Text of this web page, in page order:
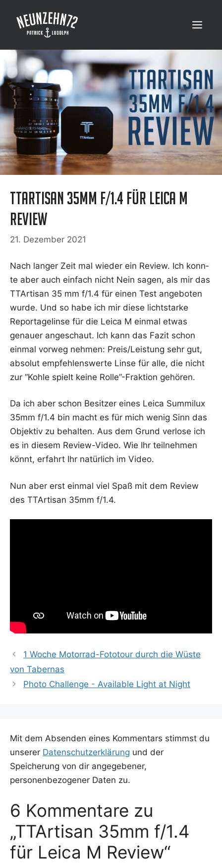
Inhalt
springen
Menü
TTArtisan 35mm f/1.4 für Leica M
Review
21. Dezember 2021
Nach lan­ger Zeit mal wie­der ein Review. Ich konn­
te aber auch ein­fach nicht Nein sagen, als mir das
TTAr­ti­san 35 mm f/1.4 für einen Test ange­bo­ten
wur­de. Und so habe ich mir die­se licht­star­ke
Repor­ta­ge­lin­se für die Lei­ca M ein­mal etwas
genau­er ange­schaut. Ich kann das Fazit schon
ein­mal vor­weg neh­men: Preis/Leistung sehr gut,
abso­lut emp­feh­lens­wer­te Lin­se für alle, die nicht
zur “Koh­le spielt kei­ne Rolle”-Fraktion gehören.
Da ich aber schon Besit­zer eines Lei­ca Sum­mi­lux
35mm f/1.4 bin macht es für mich wenig Sinn das
Objek­tiv zu behal­ten. Aus dem Grund ver­lo­se ich
es in die­sem Review-Video. Wie Ihr teil­neh­men
könnt, erfahrt Ihr natür­lich im Video.
Nun aber erst ein­mal viel Spaß mit dem Review
des TTAr­ti­san 35mm f/1.4.
1 Woche Motorrad-Fototour durch die Wüste
von Tabernas
Photo Challenge - Available Light at Night
Mit dem Absenden eines Kommentars stimmst du
unserer Datenschutzerklärung und der
Speicherung von dir angegebener,
personenbezogener Daten zu.
6 Kommentare zu
„TTArtisan 35mm f/1.4
für Leica M Review“